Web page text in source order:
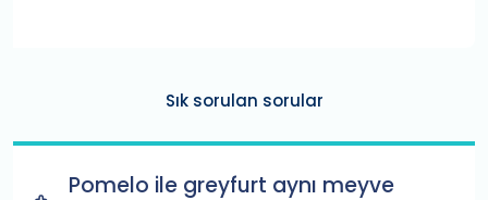
Sık sorulan sorular
Pomelo ile greyfurt aynı meyve